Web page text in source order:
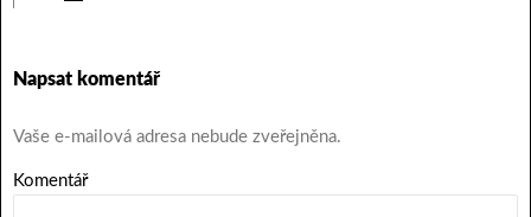
Napsat komentář
Vaše e-mailová adresa nebude zveřejněna.
Komentář